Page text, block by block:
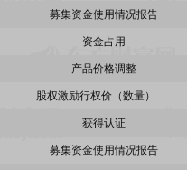
募集资金使用情况报告
资金占用
产品价格调整
股权激励行权价（数量）调整
获得认证
募集资金使用情况报告